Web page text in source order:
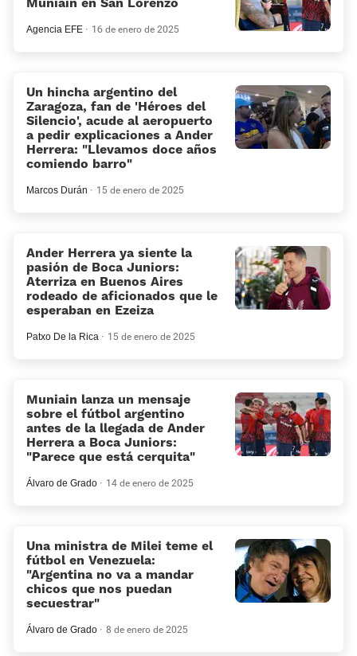
Agencia EFE 16 de enero de 2025
Un hincha argentino del
Zaragoza, fan de 'Héroes del
Silencio', acude al aeropuerto
a pedir explicaciones a Ander
Herrera: “Llevamos doce años
comiendo barro”
Marcos Durán 15 de enero de 2025
Ander Herrera ya siente la
pasión de Boca Juniors:
Aterriza en Buenos Aires
rodeado de aficionados que le
esperaban en Ezeiza
Patxo De la Rica 15 de enero de 2025
Muniain lanza un mensaje
sobre el fútbol argentino
antes de la llegada de Ander
Herrera a Boca Juniors:
«Parece que está cerquita»
Álvaro de Grado 14 de enero de 2025
Una ministra de Milei teme el
fútbol en Venezuela:
“Argentina no va a mandar
chicos que nos puedan
secuestrar”
Álvaro de Grado 8 de enero de 2025